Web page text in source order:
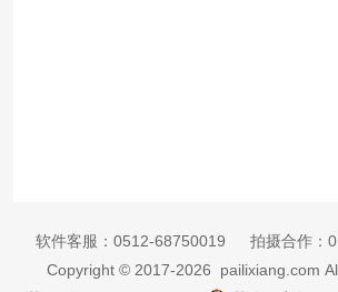
软件客服： 0512-68750019 拍摄合作：
Copyright © 2017-2026 pailixiang.com